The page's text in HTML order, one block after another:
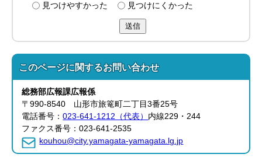
見つけやすかった
見つけにくかった
送信
このページに関するお問い合わせ
総務部広報課広報係
〒990-8540 山形市旅篭町二丁目3番25号
電話番号：023-641-1212（代表） 内線229・244
ファクス番号：023-641-2535
kouhou@city.yamagata-yamagata.lg.jp